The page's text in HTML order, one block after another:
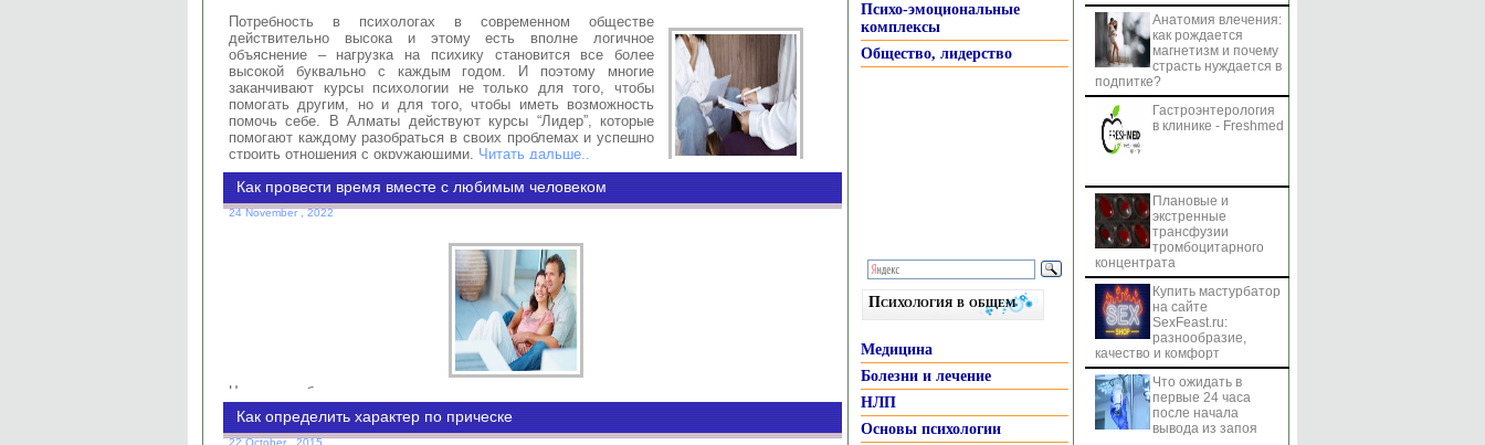
Потребность в психологах в современном обществе
действительно высока и этому есть вполне логичное
объяснение – нагрузка на психику становится все более
высокой буквально с каждым годом. И поэтому многие
заканчивают курсы психологии не только для того, чтобы
помогать другим, но и для того, чтобы иметь возможность
помочь себе. В Алматы действуют курсы “Лидер”, которые
помогают каждому разобраться в своих проблемах и успешно
строить отношения с окружающими. Читать дальше..
Как провести время вместе с любимым человеком
24 November , 2022
Часто влюбленных мучает вопрос, как совместное время провести не только
весело, но и полезно. Существует много вариантов, единственное, что нужно
сделать, это подобрать для обоих подходящее занятие.Читать дальше..
Как определить характер по прическе
22 October , 2015
Психо-эмоциональные
комплексы
Общество, лидерство
Психология в общем
Медицина
Болезни и лечение
НЛП
Основы психологии
Анатомия влечения:
как рождается
магнетизм и почему
страсть нуждается в
подпитке?
Гастроэнтерология
в клинике - Freshmed
Плановые и
экстренные
трансфузии
тромбоцитарного
концентрата
Купить мастурбатор
на сайте
SexFeast.ru:
разнообразие,
качество и комфорт
Что ожидать в
первые 24 часа
после начала
вывода из запоя